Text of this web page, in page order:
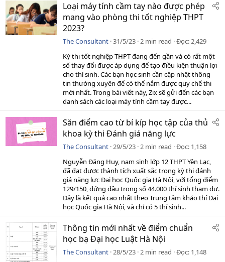
Loại máy tính cầm tay nào được phép
mang vào phòng thi tốt nghiệp THPT
2023?
The Consultant 31/5/23 2 min read Đọc 2,429
Kỳ thi tốt nghiệp THPT đang đến gần và có rất một
số thay đổi được áp dụng để tạo điều kiện thuận lợi
cho thí sinh. Các bạn học sinh cần cập nhật thông
tin thường xuyên để có thể nắm được quy chế thi
mới nhất. Trong bài viết này, Zix sẽ gửi đến các bạn
danh sách các loại máy tính cầm tay được...
Săn điểm cao từ bí kíp học tập của thủ
khoa kỳ thi Đánh giá năng lực
The Consultant 29/5/23 2 min read Đọc 1,158
Nguyễn Đăng Huy, nam sinh lớp 12 THPT Yên Lạc,
đã đạt được thành tích xuất sắc trong kỳ thi đánh
giá năng lực Đại học Quốc gia Hà Nội, với tổng điểm
129/150, đứng đầu trong số 44.000 thí sinh tham dự.
Đây là kết quả cao nhất theo Trung tâm khảo thí Đại
học Quốc gia Hà Nội, và chỉ có 5 thí sinh...
Thông tin mới nhất về điểm chuẩn
học bạ Đại học Luật Hà Nội
The Consultant 28/5/23 2 min read Đọc 1,148